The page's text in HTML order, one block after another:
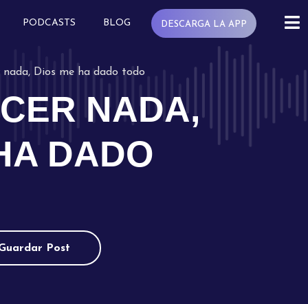
PODCASTS BLOG DESCARGA LA APP
nada, Dios me ha dado todo
NADA,
DADO
Post